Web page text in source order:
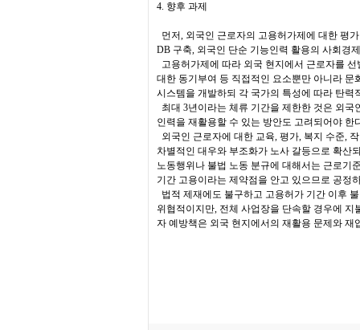
4. 향후 과제
먼저, 외국인 근로자의 고용허가제에 대한 평
DB 구축, 외국인 단순 기능인력 활용의 사회경
고용허가제에 따라 외국 현지에서 근로자를
대한 동기부여 등 직접적인 요소뿐만 아니라
시스템을 개발하되 각 국가의 특성에 따라 탄력
최대 3년이라는 체류 기간을 제한한 것은 외
인력을 재활용할 수 있는 방안도 고려되어야 한
외국인 근로자에 대한 교육, 평가, 복지 수준,
차별적인 대우와 부조화가 노사 갈등으로 확산
노동행위나 불법 노동 분규에 대해서는 근로기
기간 고용이라는 제약점을 안고 있으므로 공정
법적 제재에도 불구하고 고용허가 기간 이후
위협적이지만, 전체 사업장을 단속할 경우에
자 예방책은 외국 현지에서의 재활용 문제와